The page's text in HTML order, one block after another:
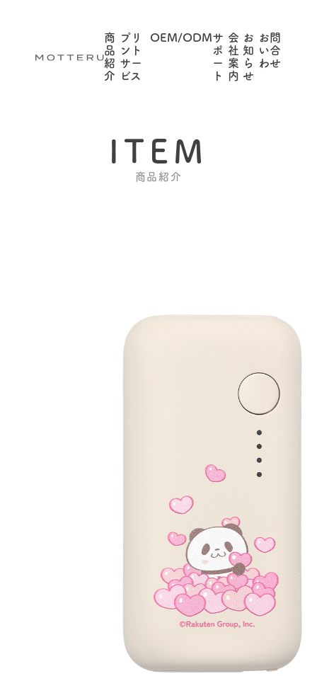
商
品
紹
介
プリ
ント
サー
ビス
OEM/ODMサ
ポ
ー
ト
会
社
案
内
お
知
ら
せ
お問
い合
わせ
ITEM
商品紹介